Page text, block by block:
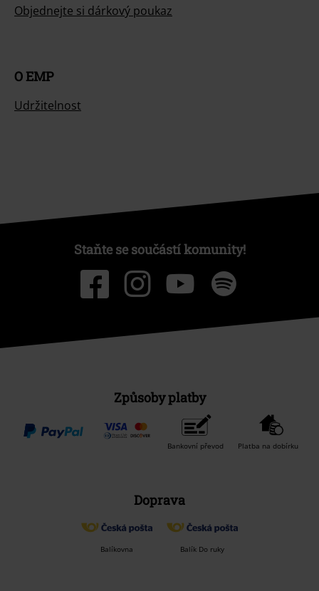
Objednejte si dárkový poukaz
O EMP
Udržitelnost
Staňte se součástí komunity!
Způsoby platby
Bankovní převod Platba na dobírku
Doprava
Balíkovna Balík Do ruky